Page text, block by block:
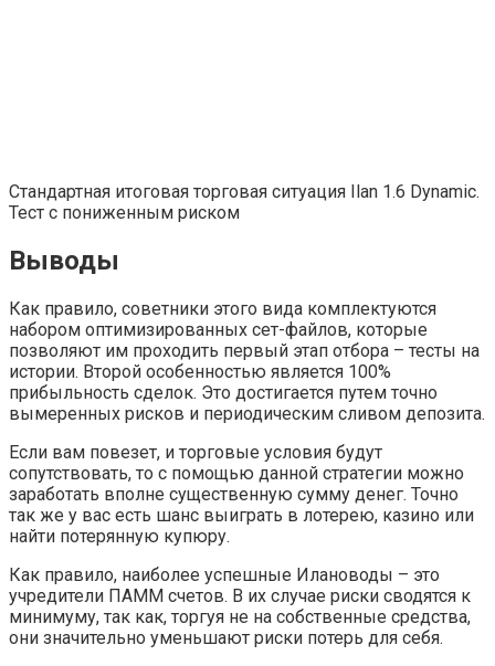
Стандартная итоговая торговая ситуация Ilan 1.6 Dynamic.
Тест с пониженным риском
Выводы
Как правило, советники этого вида комплектуются
набором оптимизированных сет-файлов, которые
позволяют им проходить первый этап отбора – тесты на
истории. Второй особенностью является 100%
прибыльность сделок. Это достигается путем точно
вымеренных рисков и периодическим сливом депозита.
Если вам повезет, и торговые условия будут
сопутствовать, то с помощью данной стратегии можно
заработать вполне существенную сумму денег. Точно
так же у вас есть шанс выиграть в лотерею, казино или
найти потерянную купюру.
Как правило, наиболее успешные Илановоды – это
учредители ПАММ счетов. В их случае риски сводятся к
минимуму, так как, торгуя не на собственные средства,
они значительно уменьшают риски потерь для себя.